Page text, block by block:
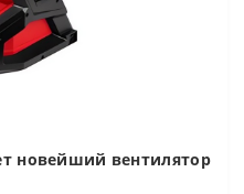
новейший вентилятор